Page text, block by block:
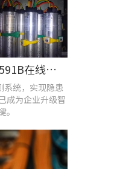
全天候在线监测 | UTi591B在线式红外热成像仪助力配电运维智能化转型
统，实现隐患
成为企业升级智